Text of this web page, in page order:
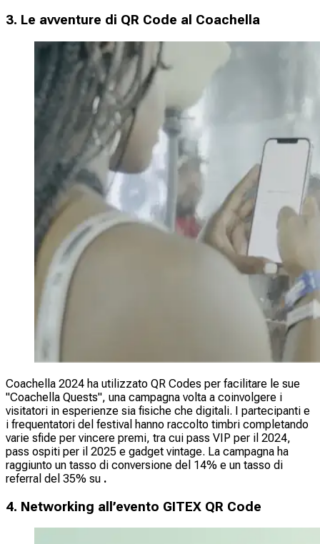
3. Le avventure di QR Code al Coachella
Coachella 2024 ha utilizzato QR Codes per facilitare le sue
"Coachella Quests", una campagna volta a coinvolgere i
visitatori in esperienze sia fisiche che digitali. I partecipanti e
i frequentatori del festival hanno raccolto timbri completando
varie sfide per vincere premi, tra cui pass VIP per il 2024,
pass ospiti per il 2025 e gadget vintage. La campagna ha
raggiunto un tasso di conversione del 14% e un tasso di
referral del 35% su .
4. Networking all’evento GITEX QR Code